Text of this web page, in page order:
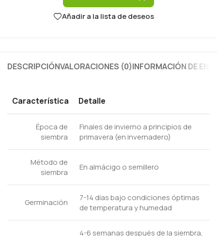
Añadir a la lista de deseos
DESCRIPCIÓNVALORACIONES (0)INFORMACIÓN DE
Característica Detalle
Época de
siembra
Finales de invierno a principios de
primavera (en invernadero)
Método de
siembra
En almácigo o semillero
Germinación
7-14 días bajo condiciones óptimas
de temperatura y humedad
4-6 semanas después de la siembra,